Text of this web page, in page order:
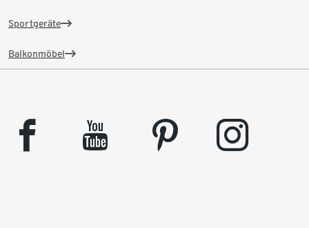
Sportgeräte
Balkonmöbel
facebook youtube pinterest instagram